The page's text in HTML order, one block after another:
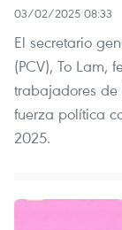
03/02/2025 08:33
El secretario
(PCV), To Lam,
trabajadores
fuerza política
2025.